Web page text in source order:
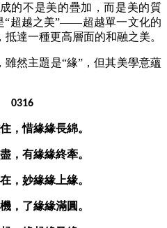
的不是美的疊加，而是美的質
“超越之美”——超越單一文化的
達一種更高層面的和融之美。
雖然主題是“緣”，但其美學意蘊
0316
，惜緣緣長綿。
，有緣緣終牽。
，妙緣緣上緣。
，了緣緣滿圓。